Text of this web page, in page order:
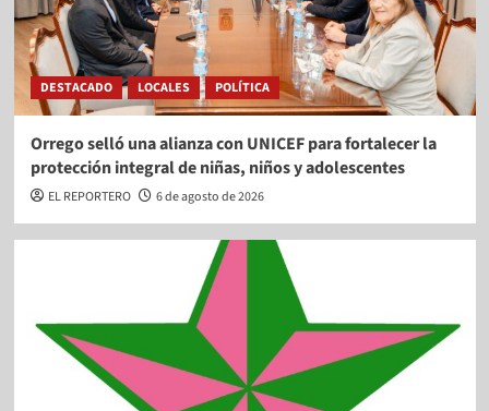
DESTACADO LOCALES POLÍTICA
Orrego selló una alianza con UNICEF para fortalecer la
protección integral de niñas, niños y adolescentes
EL REPORTERO 6 de agosto de 2026